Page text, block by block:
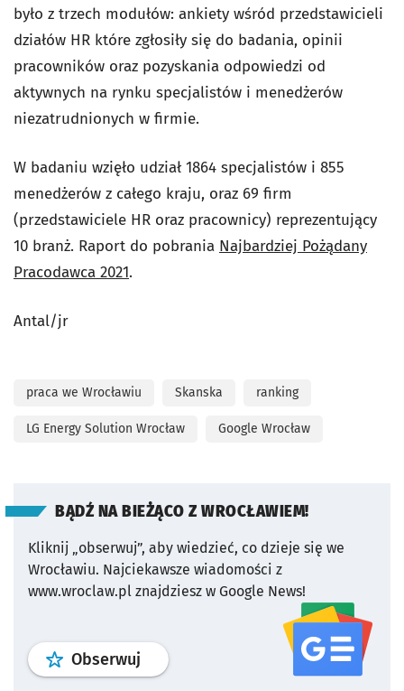
było z trzech modułów: ankiety wśród przedstawicieli
działów HR które zgłosiły się do badania, opinii
pracowników oraz pozyskania odpowiedzi od
aktywnych na rynku specjalistów i menedżerów
niezatrudnionych w firmie.
W badaniu wzięło udział 1864 specjalistów i 855
menedżerów z całego kraju, oraz 69 firm
(przedstawiciele HR oraz pracownicy) reprezentujący
10 branż. Raport do pobrania Najbardziej Pożądany
Pracodawca 2021.
Antal/jr
praca we Wrocławiu Skanska ranking
LG Energy Solution Wrocław Google Wrocław
BĄDŹ NA BIEŻĄCO Z WROCŁAWIEM!
Kliknij „obserwuj”, aby wiedzieć, co dzieje się we
Wrocławiu. Najciekawsze wiadomości z
www.wroclaw.pl znajdziesz w Google News!
Obserwuj profil serwisu